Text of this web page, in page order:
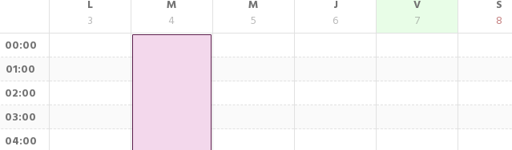
L
3
M
4
M
5
J
6
V
7
S
8
00:00
01:00
02:00
03:00
04:00